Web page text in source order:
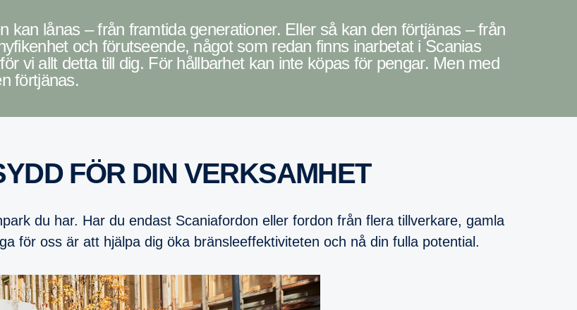
och förutseende, något som redan finns inarbetat i Scanias
vi allt detta till dig. För hållbarhet kan inte köpas för pengar. Men med
förtjänas.
FÖR DIN VERKSAMHET
du har. Har du endast Scaniafordon eller fordon från flera tillverkare, gamla
för oss är att hjälpa dig öka bränsleeffektiviteten och nå din fulla potential.